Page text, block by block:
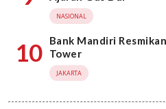
NASIONAL
10
Bank Mandiri
Tower
JAKARTA